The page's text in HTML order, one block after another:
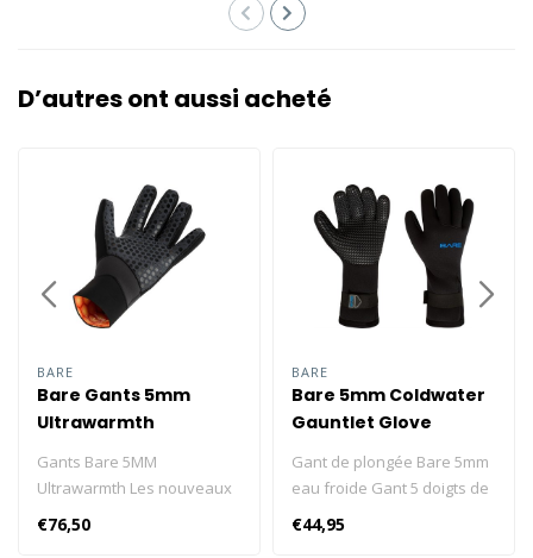
D’autres ont aussi acheté
BARE
Bare Gants 5mm
Ultrawarmth
Gants Bare 5MM
Ultrawarmth Les nouveaux
gants Ultrawarmth de 5 mm
€76,50
BARE
Bare 5mm Coldwater
Gauntlet Glove
Gant de plongée Bare 5mm
eau froide Gant 5 doigts de
5 mm avec manchette
€44,95